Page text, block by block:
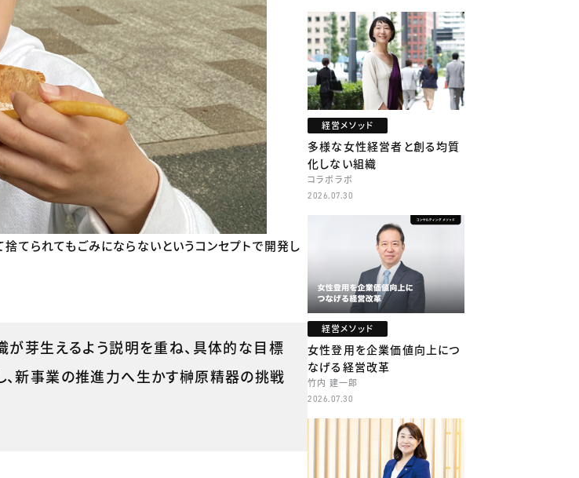
捨てられてもごみにならないというコンセプトで開発し
芽生えるよう説明を重ね、具体的な目標
、新事業の推進力へ生かす榊原精器の挑戦
経営メソッド
多様な女性経営者と創る均質
化しない組織
コラボラボ
2026.07.30
経営メソッド
女性登用を企業価値向上につ
なげる経営改革
竹内 建一郎
2026.07.30